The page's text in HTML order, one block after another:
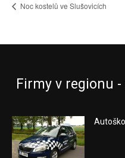
Noc kostelů ve Slušovicích
Firmy v regionu